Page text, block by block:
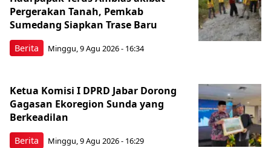
Berita
Pergerakan Tanah, Pemkab
Sumedang Siapkan Trase Baru
Minggu, 9 Agu 2026 - 16:34
Berita
Ketua Komisi I DPRD Jabar Dorong
Gagasan Ekoregion Sunda yang
Berkeadilan
Minggu, 9 Agu 2026 - 16:29